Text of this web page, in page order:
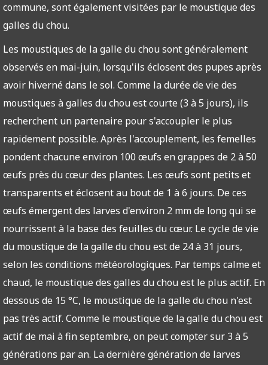
commune, sont également visitées par le moustique des
galles du chou.
Les moustiques de la galle du chou sont généralement
observés en mai-juin, lorsqu'ils éclosent des pupes après
avoir hiverné dans le sol. Comme la durée de vie des
moustiques à galles du chou est courte (3 à 5 jours), ils
recherchent un partenaire pour s'accoupler le plus
rapidement possible. Après l'accouplement, les femelles
pondent chacune environ 100 œufs en grappes de 2 à 50
œufs près du cœur des plantes. Les œufs sont petits et
transparents et éclosent au bout de 1 à 6 jours. De ces
œufs émergent des larves d'environ 2 mm de long qui se
nourrissent à la base des feuilles du cœur. Le cycle de vie
du moustique de la galle du chou est de 24 à 31 jours,
selon les conditions météorologiques. Par temps calme et
chaud, le moustique des galles du chou est le plus actif. En
dessous de 15 °C, le moustique de la galle du chou n'est
pas très actif. Comme le moustique de la galle du chou est
actif de mai à fin septembre, on peut compter sur 3 à 5
générations par an. La dernière génération de larves